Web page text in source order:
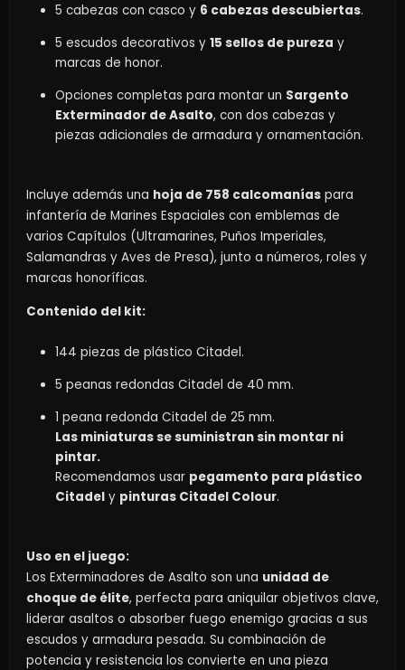
5 cabezas con casco y 6 cabezas descubiertas.
5 escudos decorativos y 15 sellos de pureza y
marcas de honor.
Opciones completas para montar un Sargento
Exterminador de Asalto, con dos cabezas y
piezas adicionales de armadura y ornamentación.
Incluye además una hoja de 758 calcomanías para
infantería de Marines Espaciales con emblemas de
varios Capítulos (Ultramarines, Puños Imperiales,
Salamandras y Aves de Presa), junto a números, roles y
marcas honoríficas.
Contenido del kit:
144 piezas de plástico Citadel.
5 peanas redondas Citadel de 40 mm.
1 peana redonda Citadel de 25 mm.
Las miniaturas se suministran sin montar ni
pintar.
Recomendamos usar pegamento para plástico
Citadel y pinturas Citadel Colour.
Uso en el juego:
Los Exterminadores de Asalto son una unidad de
choque de élite, perfecta para aniquilar objetivos clave,
liderar asaltos o absorber fuego enemigo gracias a sus
escudos y armadura pesada. Su combinación de
potencia y resistencia los convierte en una pieza